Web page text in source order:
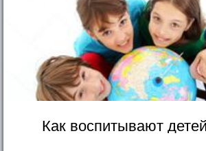
Как воспитывают